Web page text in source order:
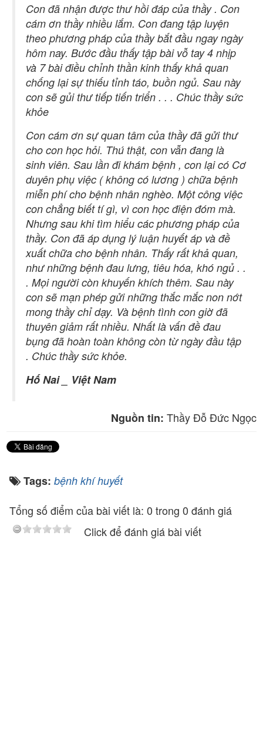
Con đã nhận được thư hồi đáp của thầy . Con
cám ơn thầy nhiều lắm. Con đang tập luyện
theo phương pháp của thầy bắt đầu ngay ngày
hôm nay. Bước đầu thấy tập bài vỗ tay 4 nhịp
và 7 bài điều chỉnh thần kinh thấy khả quan
chống lại sự thiếu tỉnh táo, buồn ngủ. Sau này
con sẽ gủi thư tiếp tiến triển . . . Chúc thầy sức
khỏe
Con cám ơn sự quan tâm của thầy đã gửi thư
cho con học hỏi. Thú thật, con vẫn đang là
sinh viên. Sau lần đi khám bệnh , con lại có Cơ
duyên phụ việc ( không có lương ) chữa bệnh
miễn phí cho bệnh nhân nghèo. Một công việc
con chẳng biết tí gì, vì con học điện đóm mà.
Nhưng sau khi tìm hiểu các phương pháp của
thầy. Con đã áp dụng lý luận huyết áp và đề
xuất chữa cho bệnh nhân. Thấy rất khả quan,
như những bệnh đau lưng, tiêu hóa, khó ngủ . .
. Mọi người còn khuyến khích thêm. Sau này
con sẽ mạn phép gửi những thắc mắc non nớt
mong thầy chỉ dạy. Và bệnh tình con giờ đã
thuyên giảm rất nhiều. Nhất là vấn đề đau
bụng đã hoàn toàn không còn từ ngày đầu tập
. Chúc thầy sức khỏe.
Hố Nai _ Việt Nam
Nguồn tin: Thầy Đỗ Đức Ngọc
Tags: bệnh khí huyết
Tổng số điểm của bài viết là: 0 trong 0 đánh giá
Click để đánh giá bài viết